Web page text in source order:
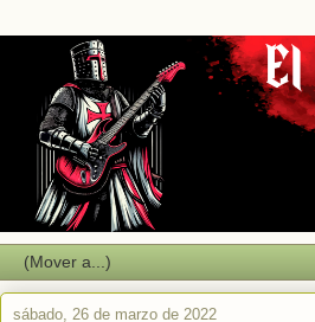
sábado, 26 de marzo de 2022